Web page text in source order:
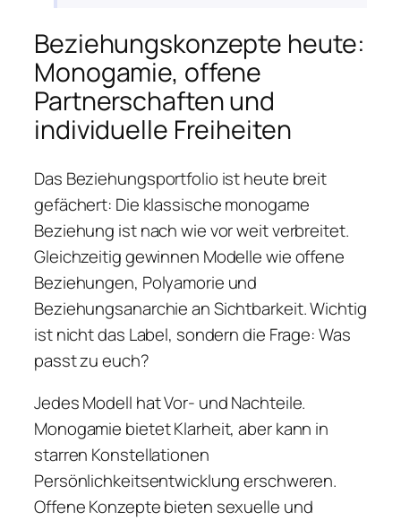
Beziehungskonzepte heute:
Monogamie, offene
Partnerschaften und
individuelle Freiheiten
Das Beziehungsportfolio ist heute breit
gefächert: Die klassische monogame
Beziehung ist nach wie vor weit verbreitet.
Gleichzeitig gewinnen Modelle wie offene
Beziehungen, Polyamorie und
Beziehungsanarchie an Sichtbarkeit. Wichtig
ist nicht das Label, sondern die Frage: Was
passt zu euch?
Jedes Modell hat Vor- und Nachteile.
Monogamie bietet Klarheit, aber kann in
starren Konstellationen
Persönlichkeitsentwicklung erschweren.
Offene Konzepte bieten sexuelle und